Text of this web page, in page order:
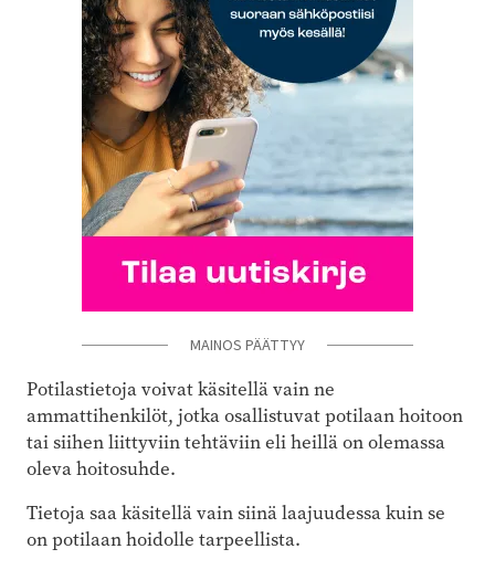
MAINOS PÄÄTTYY
Potilastietoja voivat käsitellä vain ne
ammattihenkilöt, jotka osallistuvat potilaan hoitoon
tai siihen liittyviin tehtäviin eli heillä on olemassa
oleva hoitosuhde.
Tietoja saa käsitellä vain siinä laajuudessa kuin se
on potilaan hoidolle tarpeellista.